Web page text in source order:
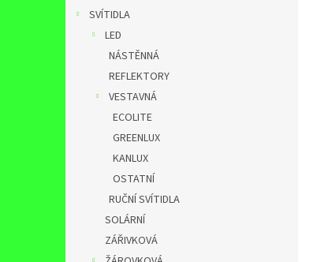
SVÍTIDLA
LED
NÁSTĚNNÁ
REFLEKTORY
VESTAVNÁ
ECOLITE
GREENLUX
KANLUX
OSTATNÍ
RUČNÍ SVÍTIDLA
SOLÁRNÍ
ZÁŘIVKOVÁ